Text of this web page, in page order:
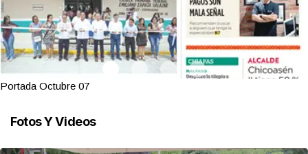
Portada Octubre 07
Fotos Y Videos